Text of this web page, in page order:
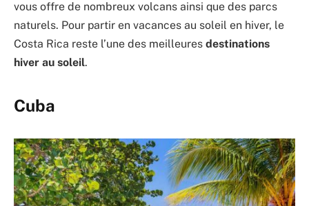
vous offre de nombreux volcans ainsi que des parcs
naturels. Pour partir en vacances au soleil en hiver, le
Costa Rica reste l’une des meilleures destinations
hiver au soleil.
Cuba